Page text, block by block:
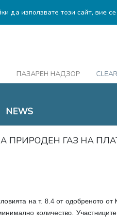
използвате този сайт, вие
ПАЗАРЕН НАДЗОР
NEWS
ГАЗ НА
на т. 8.4 от одобреното
количество.